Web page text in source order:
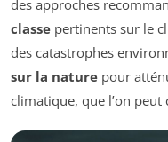
des approches
classe pertinents sur le
des catastrophes
sur la nature pour
climatique, que l’on peut